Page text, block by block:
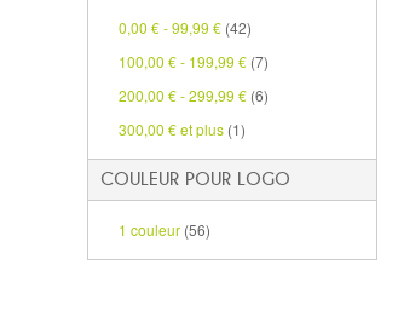
0,00 €-99,99 € (42)
100,00 €- 199,99 € (7)
200,00 €-299,99 € (6)
300,00 €et plus (1)
COULEUR POUR LOGO
1 couleur (56)